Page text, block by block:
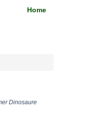
Home
Dinosaure